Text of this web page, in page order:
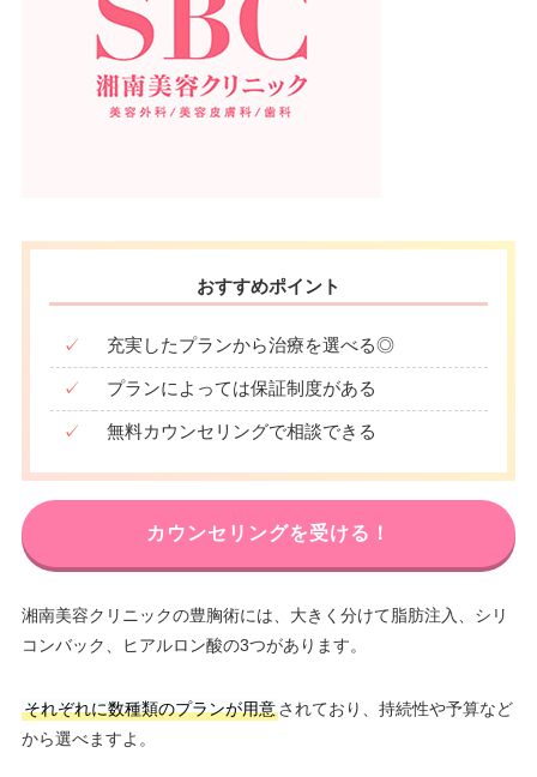
おすすめポイント
✓ 充実したプランから治療を選べる◎
✓ プランによっては保証制度がある
✓ 無料カウンセリングで相談できる
カウンセリングを受ける！
湘南美容クリニックの豊胸術には、大きく分けて脂肪注入、シリ
コンバック、ヒアルロン酸の3つがあります。
それぞれに数種類のプランが用意されており、持続性や予算など
から選べますよ。